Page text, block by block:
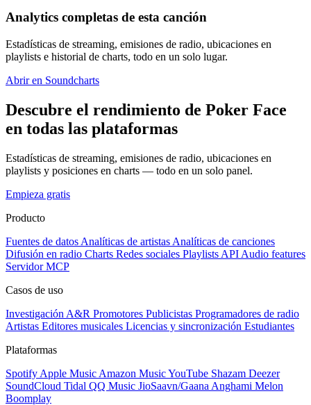
Analytics completas de esta canción
Estadísticas de streaming, emisiones de radio, ubicaciones en
playlists e historial de charts, todo en un solo lugar.
Abrir en Soundcharts
Descubre el rendimiento de Poker Face
en todas las plataformas
Estadísticas de streaming, emisiones de radio, ubicaciones en
playlists y posiciones en charts — todo en un solo panel.
Empieza gratis
Producto
Fuentes de datos Analíticas de artistas Analíticas de canciones
Difusión en radio Charts Redes sociales Playlists API Audio features
Servidor MCP
Casos de uso
Investigación A&R Promotores Publicistas Programadores de radio
Artistas Editores musicales Licencias y sincronización Estudiantes
Plataformas
Spotify Apple Music Amazon MusicYouTube Shazam Deezer
SoundCloud Tidal QQ Music JioSaavn/Gaana Anghami Melon
Boomplay